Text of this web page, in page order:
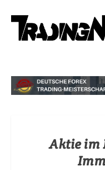
Aktie im